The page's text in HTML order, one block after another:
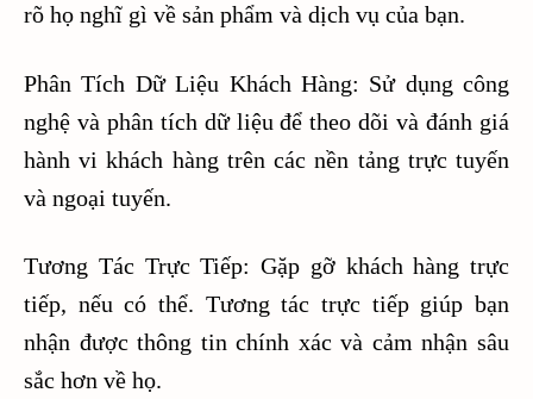
rõ họ nghĩ gì về sản phẩm và dịch vụ của bạn.
Phân Tích Dữ Liệu Khách Hàng: Sử dụng công
nghệ và phân tích dữ liệu để theo dõi và đánh giá
hành vi khách hàng trên các nền tảng trực tuyến
và ngoại tuyến.
Tương Tác Trực Tiếp: Gặp gỡ khách hàng trực
tiếp, nếu có thể. Tương tác trực tiếp giúp bạn
nhận được thông tin chính xác và cảm nhận sâu
sắc hơn về họ.